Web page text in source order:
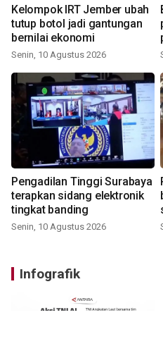
Kelompok IRT Jember ubah
tutup botol jadi gantungan
bernilai ekonomi
Senin, 10 Agustus 2026
Pengadilan Tinggi Surabaya
terapkan sidang elektronik
tingkat banding
Senin, 10 Agustus 2026
Infografik